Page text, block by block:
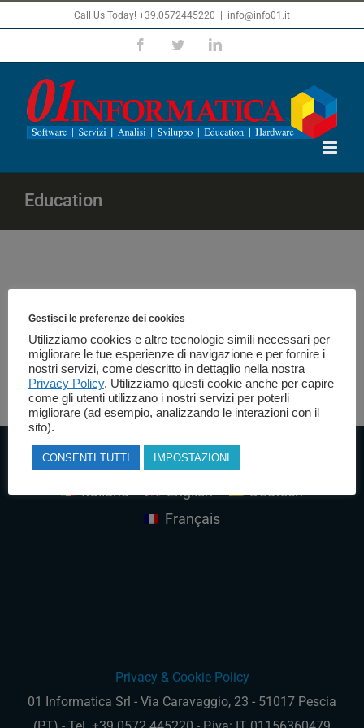
content
Call Us Today! +39.0572445220 info@info01.it
FacebookTwitterLinkedIn
Education
Italiano English
Deutsch
Français
Privacy & Cookie Policy
01 Informatica Srl - Via Caravaggio, 23 - 51017 Pescia
Gestisci le preferenze dei cookies
Utilizziamo cookies e altre tecnologie simili necessari per
migliorare le tue esperienze di navigazione e per fornire i
nostri servizi, come descritto in dettaglio nella nostra
Privacy Policy. Utilizziamo questi cookie anche per capire
come gli utenti utilizzano i nostri servizi per poterli
migliorare (ad esempio, analizzando le interazioni con il
sito).
CONSENTI TUTTI IMPOSTAZIONI